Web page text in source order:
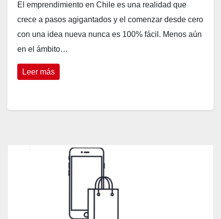
El emprendimiento en Chile es una realidad que
crece a pasos agigantados y el comenzar desde cero
con una idea nueva nunca es 100% fácil. Menos aún
en el ámbito…
Leer más